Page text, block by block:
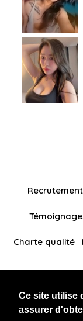
Ce site utilise
assurer
Recrutement
Charte qualité